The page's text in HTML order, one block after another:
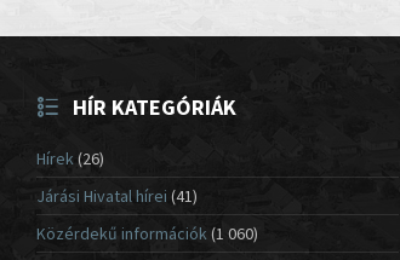
HÍR KATEGÓRIÁK
Hírek (26)
Járási Hivatal hírei (41)
Közérdekű információk(1 060)